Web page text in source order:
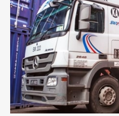
Цена за км.
- Контейнерные
оборудованном
безопасно.
- Наша транспортная
организовать доставку в
стандартных контейнеров
шаландах и площадках
используя надежные